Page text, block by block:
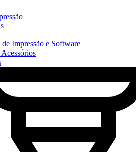
Impressão e Software